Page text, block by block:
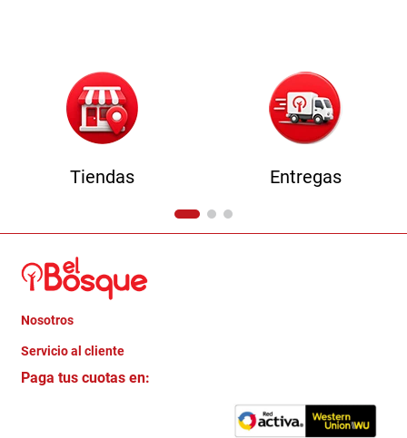
Tiendas Entregas
Nosotros
Quienes somos
Trabaja con Nosotros
Servicio al cliente
Crédito Directo
Paga tus cuotas en: